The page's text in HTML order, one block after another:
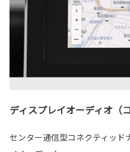
ディスプレイオーディオ（
センター通信型コネクティッド